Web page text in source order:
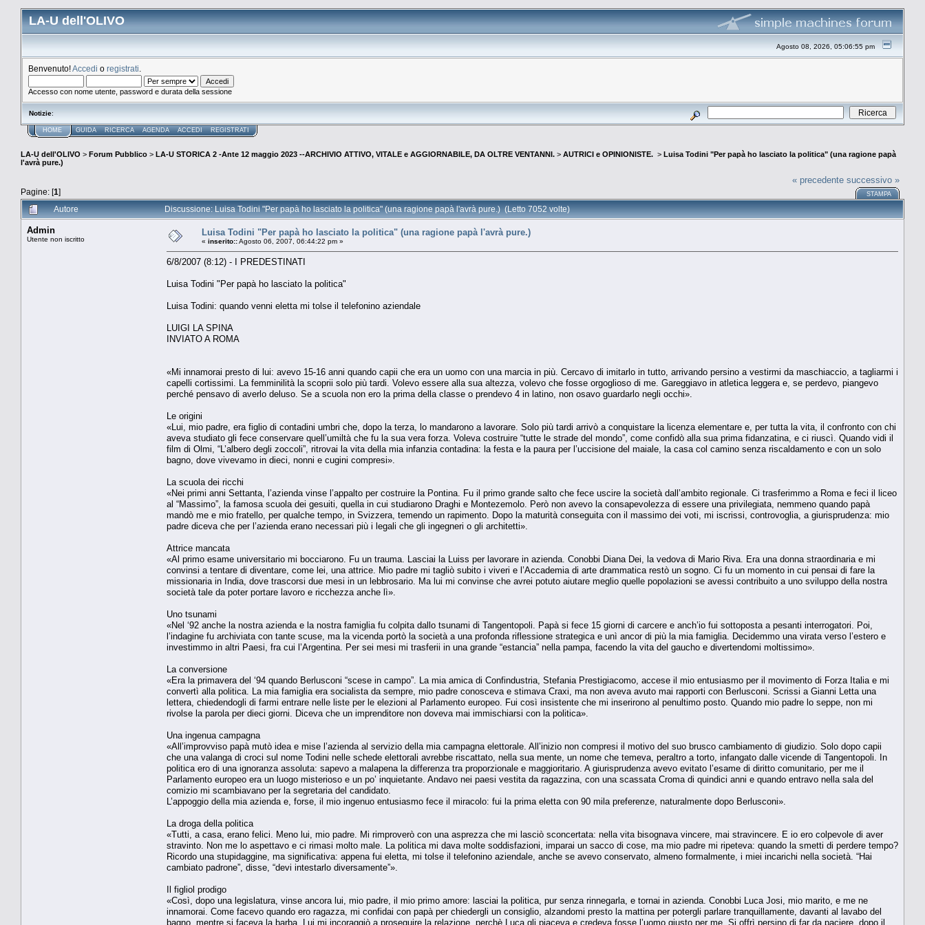
LA-U dell'OLIVO
Agosto 08, 2026, 05:06:55 pm
Benvenuto!Accedi o registrati
Accesso con nome utente, password e durata della sessione
Notizie:
HOME GUIDA RICERCA AGENDA ACCEDI REGISTRATI
LA-U dell'OLIVO > Forum Pubblico > LA-U STORICA 2 -Ante 12 maggio 2023 --ARCHIVIO ATTIVO, VITALE e AGGIORNABILE, DA OLTRE VENTANNI. > AUTRICI e OPINIONISTE. > Luisa Todini "Per papà ho lasciato la politica" (una ragione papà
l'avrà pure.)
Pagine: [1]
« precedente successivo »
STAMPA
Autore Discussione: Luisa Todini "Per papà ho lasciato la politica" (una ragione papà l'avrà pure.) (Letto 7052 volte)
Admin
Utente non iscritto
Luisa Todini "Per papà ho lasciato la politica" (una ragione papà l'avrà pure.)
« inserito::Agosto 06, 2007, 06:44:22 pm »
6/8/2007 (8:12) - I PREDESTINATI
Luisa Todini "Per papà ho lasciato la politica"
Luisa Todini: quando venni eletta mi tolse il telefonino aziendale
LUIGI LA SPINA
INVIATO A ROMA
«Mi innamorai presto di lui: avevo 15-16 anni quando capii che era un uomo con una marcia in più. Cercavo di imitarlo in tutto, arrivando persino a vestirmi da maschiaccio, a tagliarmi i
capelli cortissimi. La femminilità la scoprii solo più tardi. Volevo essere alla sua altezza, volevo che fosse orgoglioso di me. Gareggiavo in atletica leggera e, se perdevo, piangevo
perché pensavo di averlo deluso. Se a scuola non ero la prima della classe o prendevo 4 in latino, non osavo guardarlo negli occhi».
Le origini
«Lui, mio padre, era figlio di contadini umbri che, dopo la terza, lo mandarono a lavorare. Solo più tardi arrivò a conquistare la licenza elementare e, per tutta la vita, il confronto con chi
aveva studiato gli fece conservare quell’umiltà che fu la sua vera forza. Voleva costruire “tutte le strade del mondo”, come confidò alla sua prima fidanzatina, e ci riuscì. Quando vidi il
film di Olmi, “L’albero degli zoccoli”, ritrovai la vita della mia infanzia contadina: la festa e la paura per l’uccisione del maiale, la casa col camino senza riscaldamento e con un solo
bagno, dove vivevamo in dieci, nonni e cugini compresi».
La scuola dei ricchi
«Nei primi anni Settanta, l’azienda vinse l’appalto per costruire la Pontina. Fu il primo grande salto che fece uscire la società dall’ambito regionale. Ci trasferimmo a Roma e feci il liceo
al “Massimo”, la famosa scuola dei gesuiti, quella in cui studiarono Draghi e Montezemolo. Però non avevo la consapevolezza di essere una privilegiata, nemmeno quando papà
mandò me e mio fratello, per qualche tempo, in Svizzera, temendo un rapimento. Dopo la maturità conseguita con il massimo dei voti, mi iscrissi, controvoglia, a giurisprudenza: mio
padre diceva che per l’azienda erano necessari più i legali che gli ingegneri o gli architetti».
Attrice mancata
«Al primo esame universitario mi bocciarono. Fu un trauma. Lasciai la Luiss per lavorare in azienda. Conobbi Diana Dei, la vedova di Mario Riva. Era una donna straordinaria e mi
convinsi a tentare di diventare, come lei, una attrice. Mio padre mi tagliò subito i viveri e l’Accademia di arte drammatica restò un sogno. Ci fu un momento in cui pensai di fare la
missionaria in India, dove trascorsi due mesi in un lebbrosario. Ma lui mi convinse che avrei potuto aiutare meglio quelle popolazioni se avessi contribuito a uno sviluppo della nostra
società tale da poter portare lavoro e ricchezza anche lì».
Uno tsunami
«Nel ‘92 anche la nostra azienda e la nostra famiglia fu colpita dallo tsunami di Tangentopoli. Papà si fece 15 giorni di carcere e anch’io fui sottoposta a pesanti interrogatori. Poi,
l’indagine fu archiviata con tante scuse, ma la vicenda portò la società a una profonda riflessione strategica e unì ancor di più la mia famiglia. Decidemmo una virata verso l’estero e
investimmo in altri Paesi, fra cui l’Argentina. Per sei mesi mi trasferii in una grande “estancia” nella pampa, facendo la vita del gaucho e divertendomi moltissimo».
La conversione
«Era la primavera del ‘94 quando Berlusconi “scese in campo”. La mia amica di Confindustria, Stefania Prestigiacomo, accese il mio entusiasmo per il movimento di Forza Italia e mi
convertì alla politica. La mia famiglia era socialista da sempre, mio padre conosceva e stimava Craxi, ma non aveva avuto mai rapporti con Berlusconi. Scrissi a Gianni Letta una
lettera, chiedendogli di farmi entrare nelle liste per le elezioni al Parlamento europeo. Fui così insistente che mi inserirono al penultimo posto. Quando mio padre lo seppe, non mi
rivolse la parola per dieci giorni. Diceva che un imprenditore non doveva mai immischiarsi con la politica».
Una ingenua campagna
«All’improvviso papà mutò idea e mise l’azienda al servizio della mia campagna elettorale. All’inizio non compresi il motivo del suo brusco cambiamento di giudizio. Solo dopo capii
che una valanga di croci sul nome Todini nelle schede elettorali avrebbe riscattato, nella sua mente, un nome che temeva, peraltro a torto, infangato dalle vicende di Tangentopoli. In
politica ero di una ignoranza assoluta: sapevo a malapena la differenza tra proporzionale e maggioritario. A giurisprudenza avevo evitato l’esame di diritto comunitario, per me il
Parlamento europeo era un luogo misterioso e un po’ inquietante. Andavo nei paesi vestita da ragazzina, con una scassata Croma di quindici anni e quando entravo nella sala del
comizio mi scambiavano per la segretaria del candidato.
L’appoggio della mia azienda e, forse, il mio ingenuo entusiasmo fece il miracolo: fui la prima eletta con 90 mila preferenze, naturalmente dopo Berlusconi».
La droga della politica
«Tutti, a casa, erano felici. Meno lui, mio padre. Mi rimproverò con una asprezza che mi lasciò sconcertata: nella vita bisognava vincere, mai stravincere. E io ero colpevole di aver
stravinto. Non me lo aspettavo e ci rimasi molto male. La politica mi dava molte soddisfazioni, imparai un sacco di cose, ma mio padre mi ripeteva: quando la smetti di perdere tempo?
Ricordo una stupidaggine, ma significativa: appena fui eletta, mi tolse il telefonino aziendale, anche se avevo conservato, almeno formalmente, i miei incarichi nella società. “Hai
cambiato padrone”, disse, “devi intestarlo diversamente”».
Il figliol prodigo
«Così, dopo una legislatura, vinse ancora lui, mio padre, il mio primo amore: lasciai la politica, pur senza rinnegarla, e tornai in azienda. Conobbi Luca Josi, mio marito, e me ne
innamorai. Come facevo quando ero ragazza, mi confidai con papà per chiedergli un consiglio, alzandomi presto la mattina per potergli parlare tranquillamente, davanti al lavabo del
bagno, mentre si faceva la barba. Lui mi incoraggiò a proseguire la relazione, perchè Luca gli piaceva e credeva fosse l’uomo giusto per me. Si offrì persino di far da paciere, dopo il